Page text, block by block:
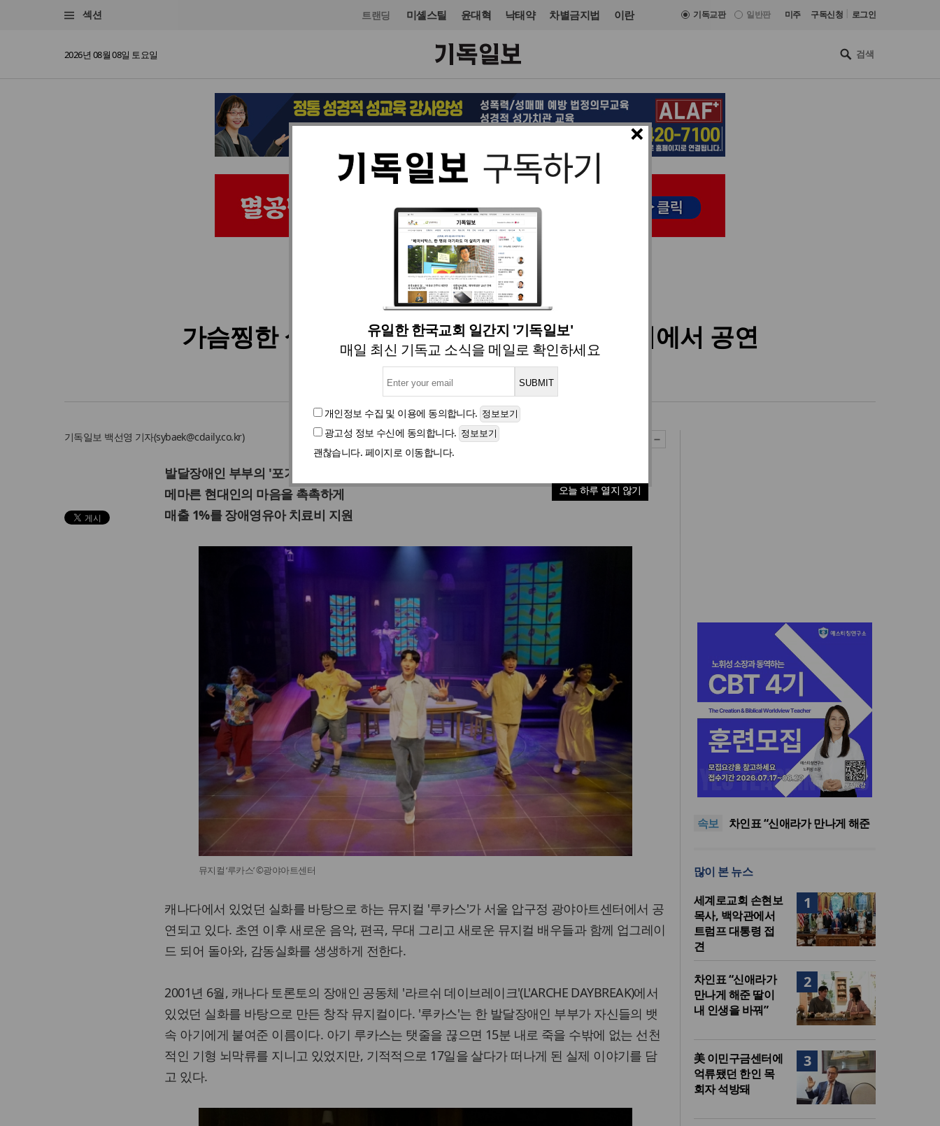
섹션 트랜딩 미셸스틸 윤대혁 낙태약 차별금지법 이란 기독교판 일반판 미주 구독신청 로그인
2026년 08월 08일 토요일
×
유일한 한국교회 일간지 '기독일보'
매일 최신 기독교 소식을 메일로 확인하세요
개인정보 수집 및 이용에 동의합니다.
광고성 정보 수신에 동의합니다.
괜찮습니다. 페이지로 이동합니다.
오늘 하루 열지 않기
전시·공연 입력 2024. 10. 08 17:25
가슴찡한 실화 뮤지컬 ‘루카스’, 광야아트센터에서 공연
음악·무대·영상 업그레이드 하고, 장애 영유아 치료 지원도
기독일보 백선영 기자(sybaek@cdaily.co.kr)
발달장애인 부부의 '포기없는 사랑'
메마른 현대인의 마음을 촉촉하게
매출 1%를 장애영유아 치료비 지원
뮤지컬 ‘루카스’ ©광야아트센터
캐나다에서 있었던 실화를 바탕으로 하는 뮤지컬 '루카스'가 서울 압구정 광야아트센터에서 공
연되고 있다. 초연 이후 새로운 음악, 편곡, 무대 그리고 새로운 뮤지컬 배우들과 함께 업그레이
드 되어 돌아와, 감동실화를 생생하게 전한다.
2001년 6월, 캐나다 토론토의 장애인 공동체 '라르쉬 데이브레이크'(L'ARCHE DAYBREAK)에서
있었던 실화를 바탕으로 만든 창작 뮤지컬이다. '루카스'는 한 발달장애인 부부가 자신들의 뱃
속 아기에게 붙여준 이름이다. 아기 루카스는 탯줄을 끊으면 15분 내로 죽을 수밖에 없는 선천
적인 기형 뇌막류를 지니고 있었지만, 기적적으로 17일을 살다가 떠나게 된 실제 이야기를 담
고 있다.
속보
올리벳대학교, 120만 평 리버사
이드 대학 캠퍼스 영구 사용 승
세계로교회 손현보 목사, 백악
표회장 이·취임식 열려
차인표 “신애라가 만나게 해준
이드 대학 캠퍼스 영구 사용 승
인… 장기 개발 기반 확보
세계로교회 손현보 목사, 백악
관에서 트럼프 대통령 접견
많이 본 뉴스
1
세계로교회 손현보
목사, 백악관에서
트럼프 대통령 접
견
2
차인표 “신애라가
만나게 해준 딸이
내 인생을 바꿔”
3
美 이민구금센터에
억류됐던 한인 목
회자 석방돼